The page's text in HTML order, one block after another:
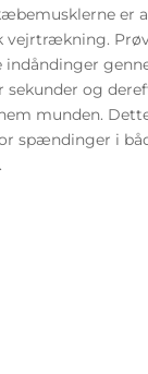
er
vejrtrækning.
indåndinger
sekunder og
munden.
spændinger i